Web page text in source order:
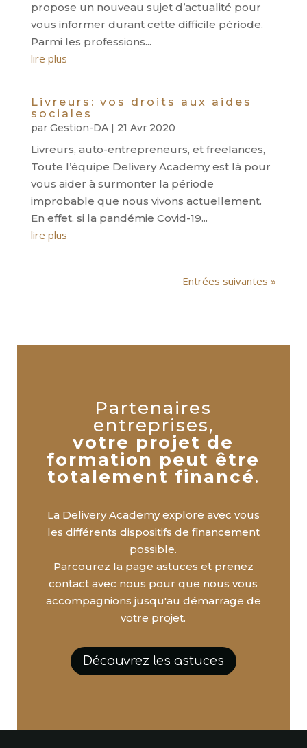
propose un nouveau sujet d’actualité pour
vous informer durant cette difficile période.
Parmi les professions...
lire plus
Livreurs: vos droits aux aides
sociales
par Gestion-DA| 21 Avr 2020
Livreurs, auto-entrepreneurs, et freelances,
Toute l’équipe Delivery Academy est là pour
vous aider à surmonter la période
improbable que nous vivons actuellement.
En effet, si la pandémie Covid-19...
lire plus
Entrées suivantes »
Partenaires
entreprises,
votre projet de
formation peut être
totalement financé.
La Delivery Academy explore avec vous
les différents dispositifs de financement
possible.
Parcourez la page astuces et prenez
contact avec nous pour que nous vous
accompagnions jusqu'au démarrage de
votre projet.
Découvrez les astuces